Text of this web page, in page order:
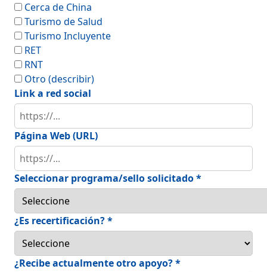
Cerca de China
Turismo de Salud
Turismo Incluyente
RET
RNT
Otro (describir)
Link a red social
Página Web (URL)
Seleccionar programa/sello solicitado *
¿Es recertificación? *
¿Recibe actualmente otro apoyo? *